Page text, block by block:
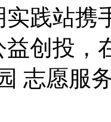
践站携
益创投，
志愿服